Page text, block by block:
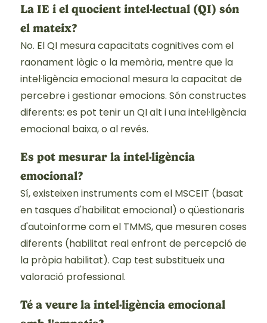
La IE i el quocient intel·lectual (QI) són
el mateix?
No. El QI mesura capacitats cognitives com el
raonament lògic o la memòria, mentre que la
intel·ligència emocional mesura la capacitat de
percebre i gestionar emocions. Són constructes
diferents: es pot tenir un QI alt i una intel·ligència
emocional baixa, o al revés.
Es pot mesurar la intel·ligència
emocional?
Sí, existeixen instruments com el MSCEIT (basat
en tasques d'habilitat emocional) o qüestionaris
d'autoinforme com el TMMS, que mesuren coses
diferents (habilitat real enfront de percepció de
la pròpia habilitat). Cap test substitueix una
valoració professional.
Té a veure la intel·ligència emocional